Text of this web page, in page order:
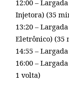
12:00 –
Injetora) (35
13:20 –
Eletrônico) (35
14:55 –
16:00 –
1 volta)